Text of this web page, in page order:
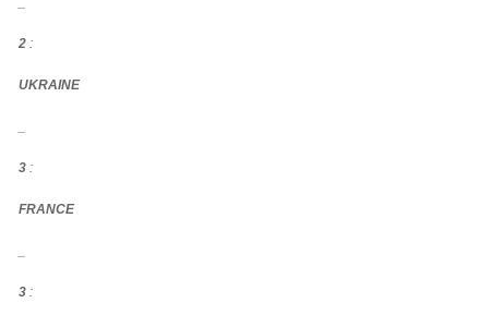
2 :
UKRAINE
3 :
FRANCE
3 :